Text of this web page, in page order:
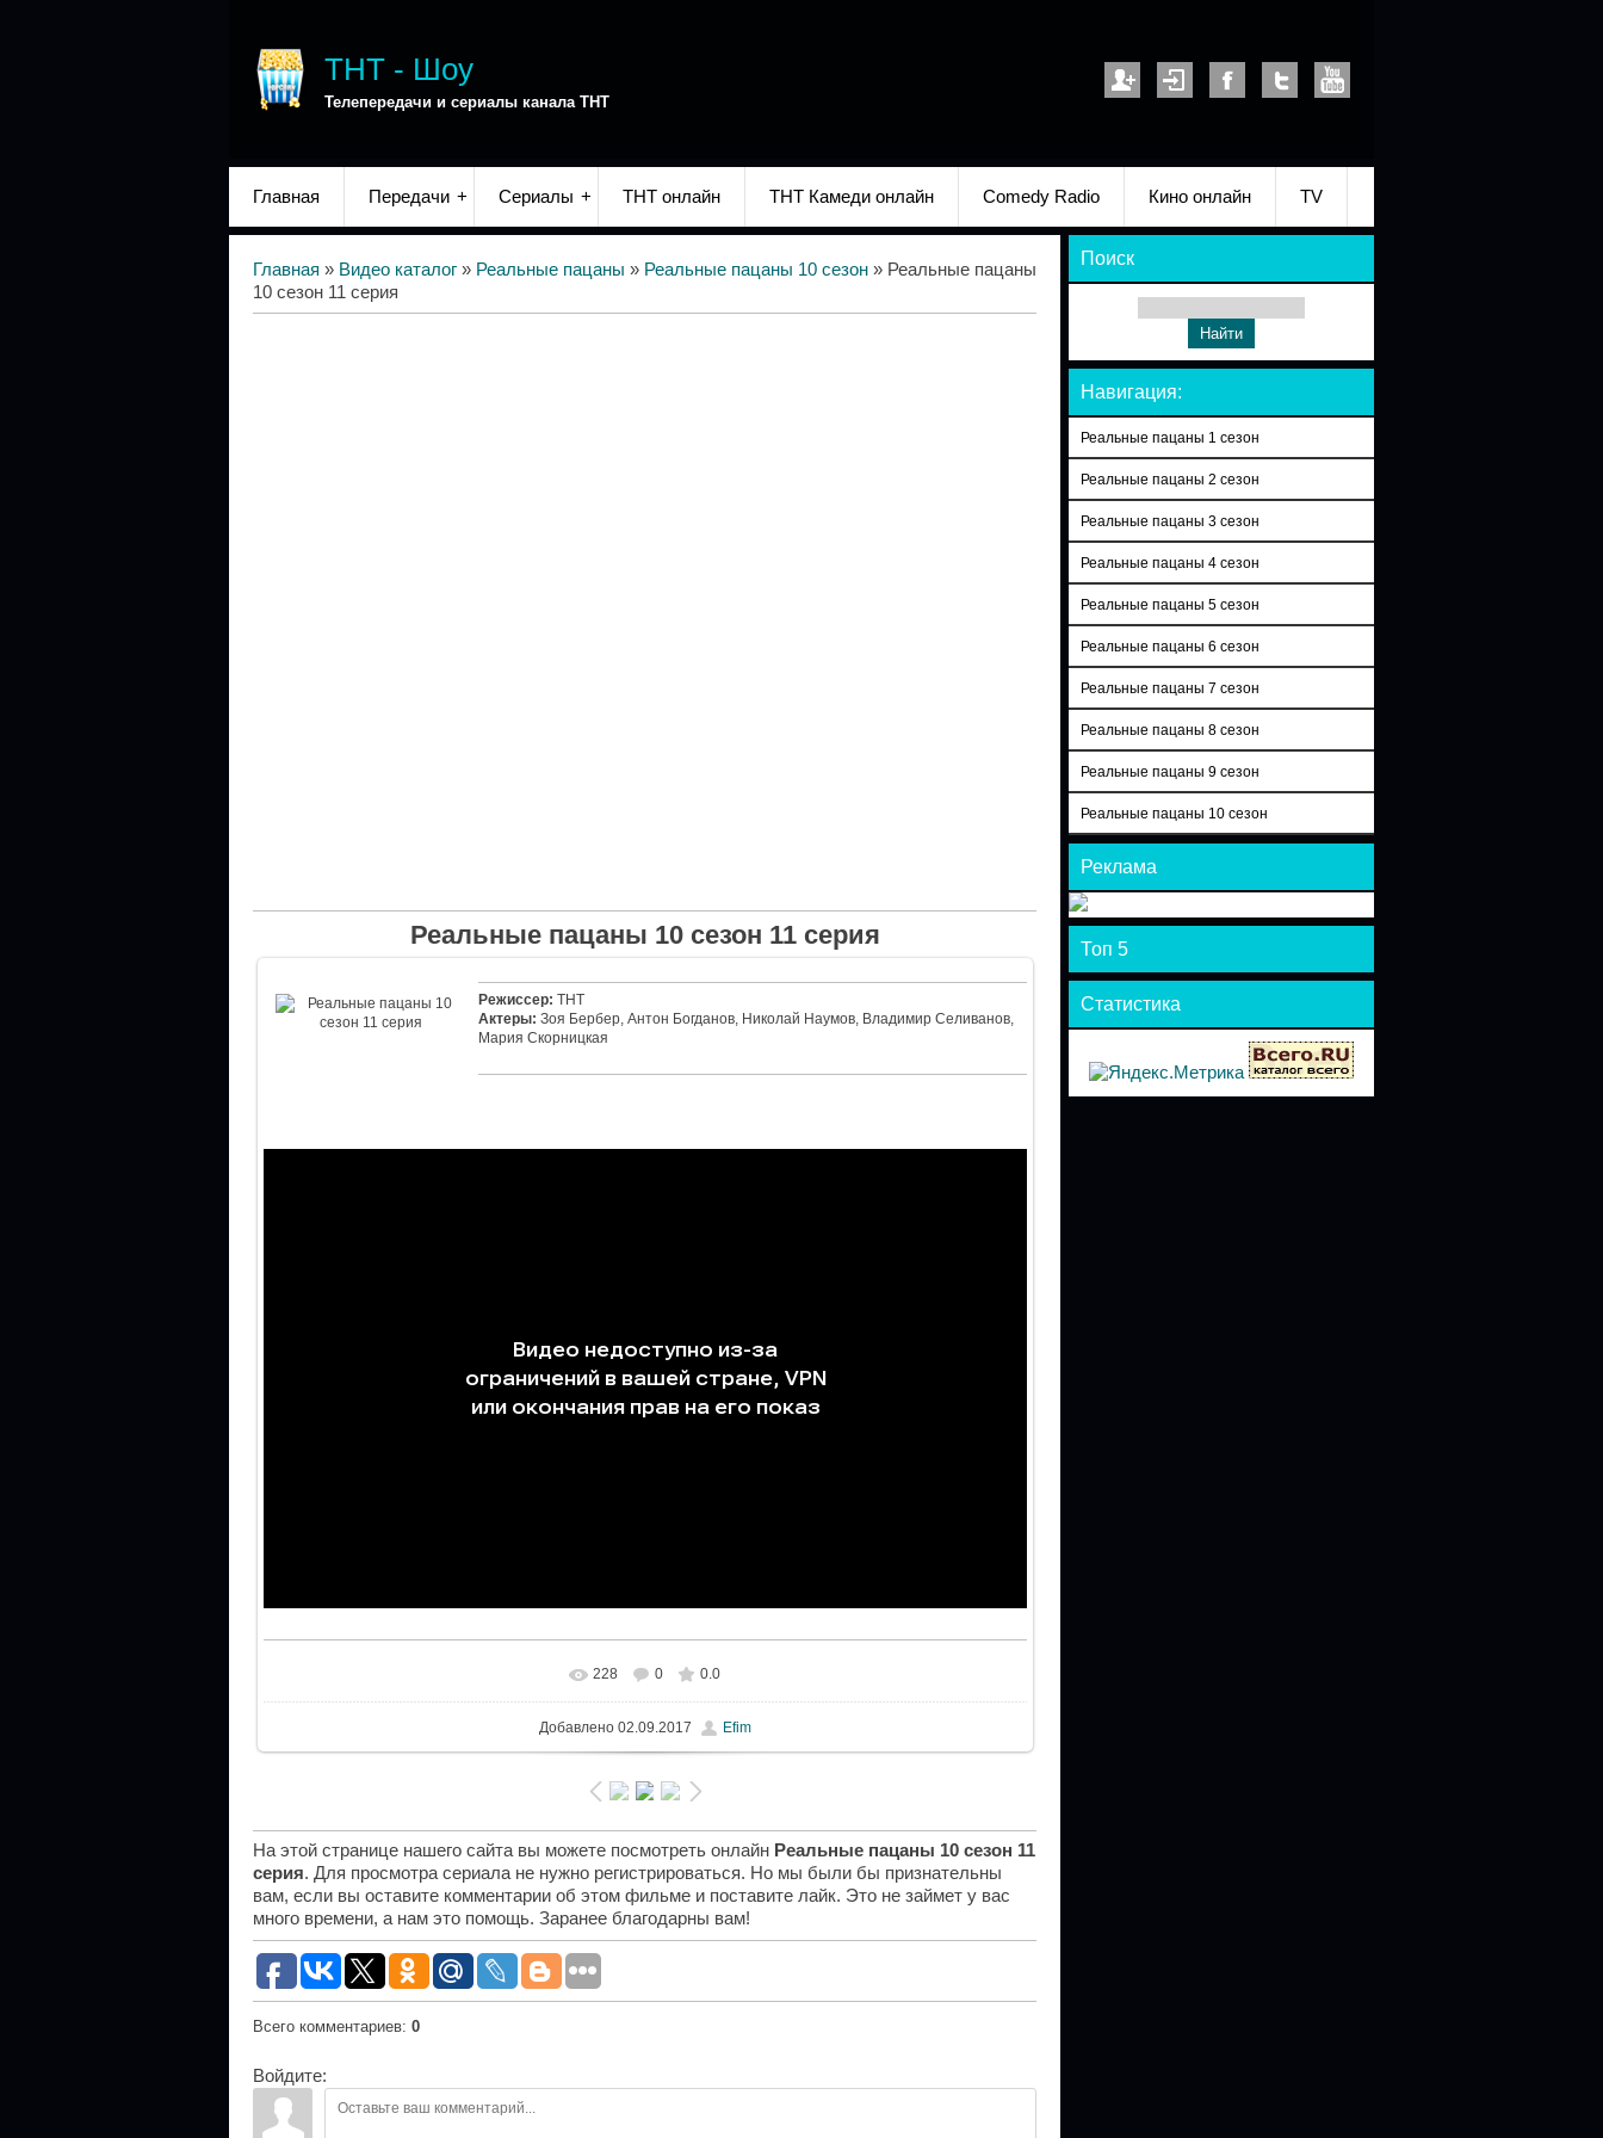
ТНТ - Шоу
Телепередачи и сериалы канала ТНТ
Главная Передачи Сериалы ТНТ онлайн ТНТ Камеди онлайн Comedy Radio Кино онлайн TV
Главная » Видео каталог » Реальные пацаны » Реальные пацаны 10 сезон » Реальные пацаны
10 сезон 11 серия
Реальные пацаны 10 сезон 11 серия
Режиссер: ТНТ
Актеры: Зоя Бербер, Антон Богданов, Николай Наумов, Владимир Селиванов,
Мария Скорницкая
228 0 0.0
Добавлено02.09.2017 Efim
На этой странице нашего сайта вы можете посмотреть онлайн Реальные пацаны 10 сезон 11
серия. Для просмотра сериала не нужно регистрироваться. Но мы были бы признательны
вам, если вы оставите комментарии об этом фильме и поставите лайк. Это не займет у вас
много времени, а нам это помощь. Заранее благодарны вам!
Всего комментариев: 0
Войдите:
Поиск
Навигация:
Реальные пацаны 1 сезон
Реальные пацаны 2 сезон
Реальные пацаны 3 сезон
Реальные пацаны 4 сезон
Реальные пацаны 5 сезон
Реальные пацаны 6 сезон
Реальные пацаны 7 сезон
Реальные пацаны 8 сезон
Реальные пацаны 9 сезон
Реальные пацаны 10 сезон
Реклама
Топ 5
Статистика